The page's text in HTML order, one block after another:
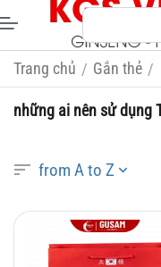
Trang chủ / Gắn thẻ /
những ai nên sử dụng
from A to Z